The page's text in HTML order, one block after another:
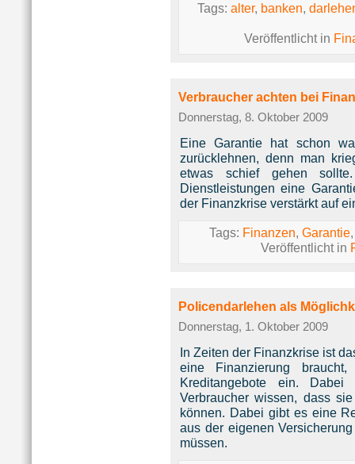
Tags: alter, banken,
Veröffentlicht in
Verbraucher achten bei
Donnerstag, 8. Oktober 2009
Eine Garantie hat schon
zurücklehnen, denn man
etwas schief gehen
Dienstleistungen eine
der Finanzkrise verstärkt auf
Tags: Finanzen, Garantie
Veröffentlicht in
Policendarlehen als
Donnerstag, 1. Oktober 2009
In Zeiten der Finanzkrise ist
eine Finanzierung
Kreditangebote ein.
Verbraucher wissen, dass
können. Dabei gibt es eine
aus der eigenen
müssen.